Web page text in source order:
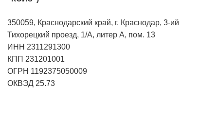
350059, Краснодарский край, г. Краснодар, 3-ий
Тихорецкий проезд, 1/А, литер А, пом. 13
ИНН 2311291300
КПП 231201001
ОГРН 1192375050009
ОКВЭД 25.73